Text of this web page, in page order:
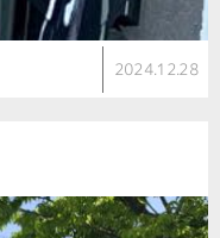
2024.12.28